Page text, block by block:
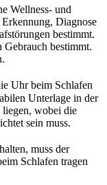
Wellness- und
Diagnose
bestimmt.
bestimmt.
Uhr beim Schlafen
Unterlage in der
wobei die
sein muss.
muss der
Schlafen tragen